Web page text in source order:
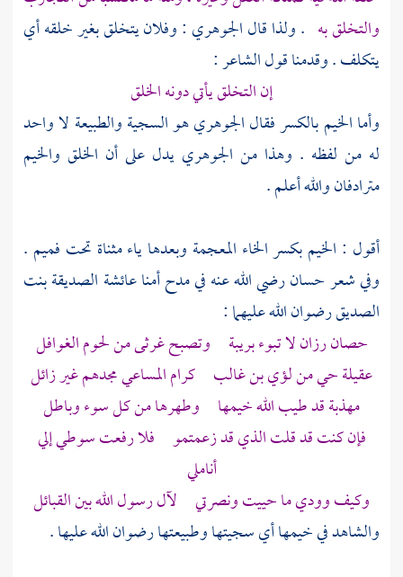
والتخلق به . ولذا قالالجوهري : وفلان يتخلق بغير خلقه أي
يتكلف . وقدمنا قول الشاعر :
إن التخلق يأتي دونه الخلق
وأما الخيم بالكسر فقالالجوهريهو السجية والطبيعة لا واحد
له من لفظه . وهذا من الجوهري يدل على أن الخلق والخيم
مترادفان والله أعلم .
أقول : الخيم بكسر الخاء المعجمة وبعدها ياء مثناة تحت فميم .
وفي شعرحسانرضي الله عنه في مدح أمناعائشة الصديقة بنت
الصديقرضوان الله عليهما :
حصان رزان لا تبوء بريبة وتصبح غرثى من لحوم الغوافل
عقيلةحي منلؤي بن غالب كرام المساعي مجدهم غير زائل
مهذبة قد طيب الله خيمها وطهرها من كل سوء وباطل
فإن كنت قد قلت الذي قد زعمتمو فلا رفعت سوطي إلي
أناملي
وكيف وودي ما حييت ونصرتي لآل رسول الله بين القبائل
والشاهد في خيمها أي سجيتها وطبيعتها رضوان الله عليها .